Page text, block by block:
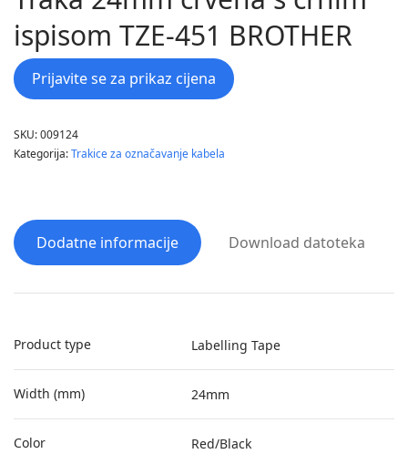
ispisom TZE-451 BROTHER
Prijavite se za prikaz cijena
SKU:009124
Kategorija:Trakice za označavanje kabela
Dodatne informacije Download datoteka
Product type Labelling Tape
Width (mm) 24mm
Color Red/Black